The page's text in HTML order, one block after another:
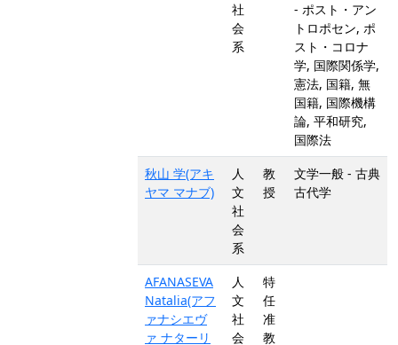
社
会
系
- ポスト・アン
トロポセン, ポ
スト・コロナ
学, 国際関係学,
憲法, 国籍, 無
国籍, 国際機構
論, 平和研究,
国際法
秋山 学(アキ
ヤマ マナブ)
人
文
社
会
系
教
授
文学一般 - 古典
古代学
AFANASEVA
Natalia(アフ
ァナシエヴ
ァ ナターリ
人
文
社
会
特
任
准
教